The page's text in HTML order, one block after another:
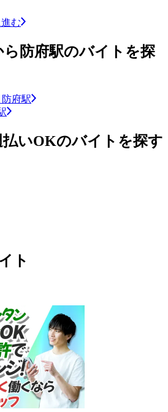
む
防府駅のバイトを探
府駅
いOKのバイトを探す
ト